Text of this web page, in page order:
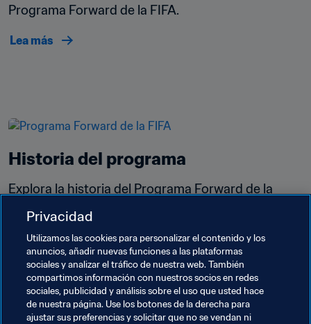
Programa Forward de la FIFA.
Lea más
Historia del programa
Explora la historia del Programa Forward de la
FIFA desde su primera edición en 2016.
Lea más
Privacidad
Utilizamos las cookies para personalizar el contenido y los
anuncios, añadir nuevas funciones a las plataformas
sociales y analizar el tráfico de nuestra web. También
compartimos información con nuestros socios en redes
sociales, publicidad y análisis sobre el uso que usted hace
de nuestra página. Use los botones de la derecha para
ajustar sus preferencias y solicitar que no se vendan ni